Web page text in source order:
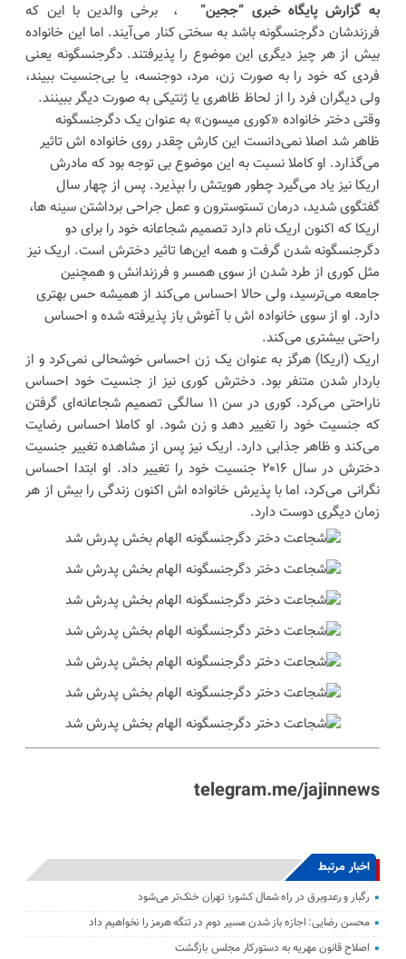
به گزارش پایگاه خبری “ججین”
، برخی والدین با این که
فرزندشان دگرجنسگونه باشد به سختی کنار می‌آیند. اما این خانواده
بیش از هر چیز دیگری این موضوع را پذیرفتند. دگرجنسگونه یعنی
فردی که خود را به صورت زن، مرد، دوجنسه، یا بی‌جنسیت ببیند،
ولی دیگران فرد را از لحاظ ظاهری یا ژنتیکی به صورت دیگر ببینند.
وقتی دختر خانواده «کوری میسون» به عنوان یک دگرجنسگونه
ظاهر شد اصلا نمی‌دانست این کارش چقدر روی خانواده اش تاثیر
می‌گذارد. او کاملا نسبت به این موضوع بی توجه بود که مادرش
اریکا نیز یاد می‌گیرد چطور هویتش را بپذیرد. پس از چهار سال
گفتگوی شدید، درمان تستوسترون و عمل جراحی برداشتن سینه ها،
اریکا که اکنون اریک نام دارد تصمیم شجاعانه خود را برای دو
دگرجنسگونه شدن گرفت و همه این‌ها تاثیر دخترش است. اریک نیز
مثل کوری از طرد شدن از سوی همسر و فرزندانش و همچنین
جامعه می‌ترسید، ولی حالا احساس می‌کند از همیشه حس بهتری
دارد. او از سوی خانواده اش با آغوش باز پذیرفته شده و احساس
راحتی بیشتری می‌کند.
اریک (اریکا) هرگز به عنوان یک زن احساس خوشحالی نمی‌کرد و از
باردار شدن متنفر بود. دخترش کوری نیز از جنسیت خود احساس
ناراحتی می‌کرد. کوری در سن ۱۱ سالگی تصمیم شجاعانه‌ای گرفتن
که جنسیت خود را تغییر دهد و زن شود. او کاملا احساس رضایت
می‌کند و ظاهر جذابی دارد. اریک نیز پس از مشاهده تغییر جنسیت
دخترش در سال ۲۰۱۶ جنسیت خود را تغییر داد. او ابتدا احساس
نگرانی می‌کرد، اما با پذیرش خانواده اش اکنون زندگی را بیش از هر
زمان دیگری دوست دارد.
telegram.me/jajinnews
اخبار مرتبط
رگبار و رعدوبرق در راه شمال کشور؛ تهران خنک‌تر می‌شود
محسن رضایی: اجازه باز شدن مسیر دوم در تنگه هرمز را نخواهیم داد
اصلاح قانون مهریه به دستورکار مجلس بازگشت